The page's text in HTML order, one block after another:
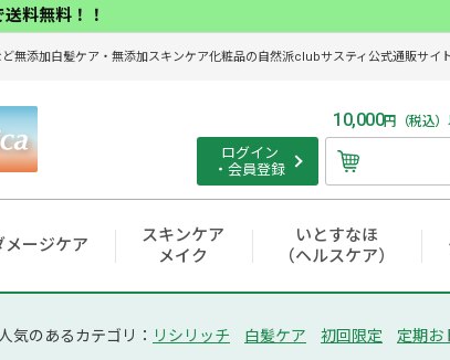
料無料！！
無添加白髪ケア・無添加スキンケア化粧品の自然派clubサスティ公式通販サイト
ログイン
・会員登録
10,000円（税込
メージケア
スキンケア
メイク
いとすなほ
（ヘルスケア）
人気のあるカテゴリ： リシリッチ 白髪ケア 初回限定 定期お